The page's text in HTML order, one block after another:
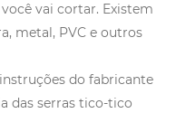
vai cortar. Existem
metal, PVC e outros
do fabricante
das serras tico-tico